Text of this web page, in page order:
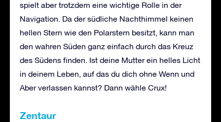
spielt aber trotzdem eine wichtige Rolle in der
Navigation. Da der südliche Nachthimmel keinen
hellen Stern wie den Polarstern besitzt, kann man
den wahren Süden ganz einfach durch das Kreuz
des Südens finden. Ist deine Mutter ein helles Licht
in deinem Leben, auf das du dich ohne Wenn und
Aber verlassen kannst? Dann wähle Crux!
Zentaur